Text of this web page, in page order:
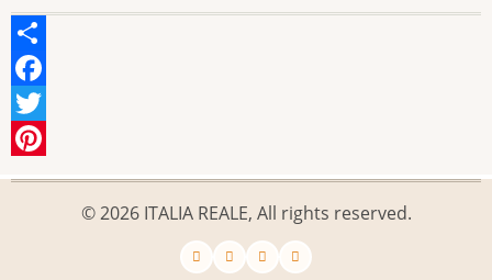
Share
Facebook
Twitter
Pinterest
© 2026 ITALIA REALE, All rights reserved.